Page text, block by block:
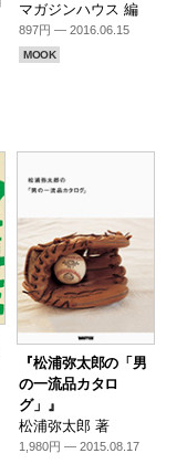
マガジンハウス 編
897円 — 2016.06.15
MOOK
『松浦弥太郎の「男
の一流品カタロ
グ」』
松浦弥太郎 著
1,980円 — 2015.08.17